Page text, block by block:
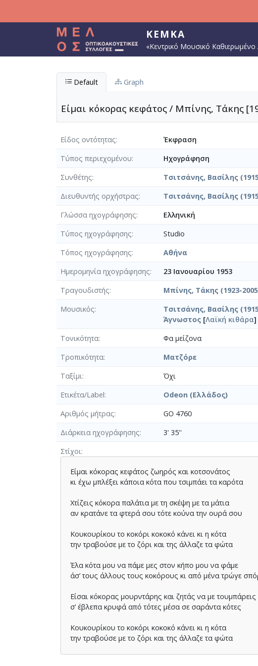
ΚΕΜΚΑ
«Κεντρικό Μουσικό Καθιερωμένο
Default Graph
Είμαι κόκορας κεφάτος / Μπίνης, Τάκης
Είδος οντότητας
Έκφραση
Τύπος περιεχομένου
Ηχογράφηση
Συνθέτης
Τσιτσάνης, Βασίλης
Διευθυντής ορχήστρας
Τσιτσάνης, Βασίλης
Γλώσσα ηχογράφησης
Ελληνική
Τύπος ηχογράφησης
Studio
Τόπος ηχογράφησης
Αθήνα
Ημερομηνία ηχογράφησης
23 Ιανουαρίου 1953
Τραγουδιστής
Μπίνης, Τάκης (1923-
Μουσικός
Τσιτσάνης, Βασίλης
Άγνωστος [Λαϊκή κιθάρα]
Τονικότητα
Φα μείζονα
Τροπικότητα
Ματζόρε
Ταξίμι
Όχι
Ετικέτα/Label
Odeon (Ελλάδος)
Αριθμός μήτρας
GO 4760
Διάρκεια ηχογράφησης
3' 35''
Στίχοι
Είµαι κόκορας κεφάτος ζωηρός και κοτσονάτος
κι έχω µπλέξει κάποια κότα που τσιµπάει τα καρότα
Χτίζεις κόκορα παλάτια µε τη σκέψη µε τα µάτια
αν κρατάνε τα φτερά σου τότε κούνα την ουρά σου
Κουκουρίκου το κοκόρι κοκοκό κάνει κι η κότα
την τραβούσε µε το ζόρι και της άλλαζε τα φώτα
Έλα κότα µου να πάµε µες στον κήπο µου να φάµε
άσ’ τους άλλους τους κοκόρους κι από µένα τρώγε
Είσαι κόκορας µουρντάρης και ζητάς να µε τουµπάρεις
σ’ έβλεπα κρυφά από τότες µέσα σε σαράντα κότες
Κουκουρίκου το κοκόρι κοκοκό κάνει κι η κότα
την τραβούσε µε το ζόρι και της άλλαζε τα φώτα